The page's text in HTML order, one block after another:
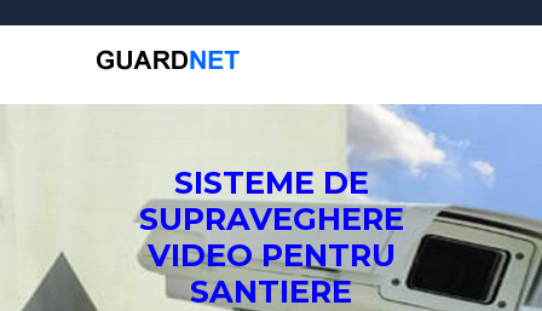
SISTEME DE
SUPRAVEGHERE
VIDEO PENTRU
SANTIERE